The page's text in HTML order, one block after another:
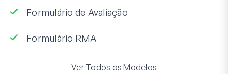
Formulário de Avaliação
Formulário RMA
Ver Todos os Modelos